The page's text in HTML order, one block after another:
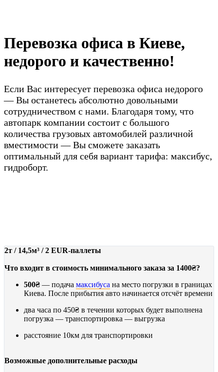
Перевозка офиса в Киеве,
недорого и качественно!
Если Вас интересует перевозка офиса недорого
— Вы останетесь абсолютно довольными
сотрудничеством с нами. Благодаря тому, что
автопарк компании состоит с большого
количества грузовых автомобилей различной
вместимости — Вы сможете заказать
оптимальный для себя вариант тарифа: максибус,
гидроборт.
2т / 14,5м³ / 2 EUR-паллеты
Что входит в стоимость минимального заказа за 1400₴?
500₴ — подача максибуса на место погрузки в границах
Киева. После прибытия авто начинается отсчёт времени
два часа по 450₴ в течении которых будет выполнена
погрузка — транспортировка — выгрузка
расстояние 10км для транспортировки
Возможные дополнительные расходы